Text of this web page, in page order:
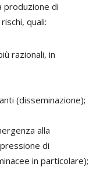
produzione di
quali:
razionali, in
(disseminazione);
alla
di
in particolare);